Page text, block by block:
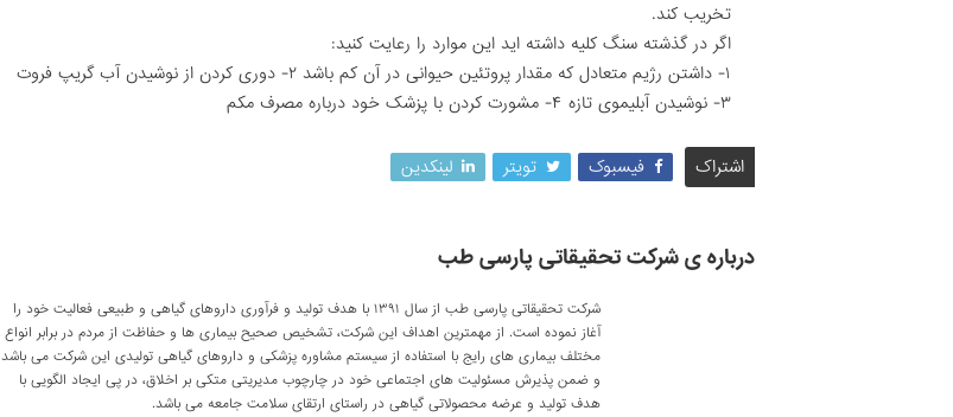
تخریب کند.
اگر در گذشته سنگ کلیه داشته اید این موارد را رعایت کنید:
۱- داشتن رژیم متعادل که مقدار پروتئین حیوانی در آن کم باشد ۲- دوری کردن از نوشیدن آب گریپ فروت
۳- نوشیدن آبلیموی تازه ۴- مشورت کردن با پزشک خود درباره مصرف مکم
اشتراک فیسبوک تویتر لینکدین
درباره ی شرکت تحقیقاتی پارسی طب
شرکت تحقیقاتی پارسی طب از سال ۱۳۹۱ با هدف تولید و فرآوری داروهای گیاهی و طبیعی فعالیت خود را
آغاز نموده است. از مهمترین اهداف این شرکت، تشخیص صحیح بیماری ها و حفاظت از مردم در برابر انواع
مختلف بیماری های رایج با استفاده از سیستم مشاوره پزشکی و داروهای گیاهی تولیدی این شرکت می باشد
و ضمن پذیرش مسئولیت های اجتماعی خود در چارچوب مدیریتی متکی بر اخلاق، در پی ایجاد الگویی با
هدف تولید و عرضه محصولاتی گیاهی در راستای ارتقای سلامت جامعه می باشد.